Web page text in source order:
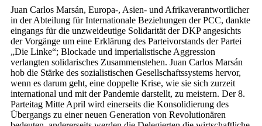
Juan Carlos Marsán, Europa-, Asien- und Afrikaverantwortlicher
in der Abteilung für Internationale Beziehungen der PCC, dankte
eingangs für die unzweideutige Solidarität der DKP angesichts
der Vorgänge um eine Erklärung des Parteivorstands der Partei
„Die Linke“; Blockade und imperialistische Aggression
verlangten solidarisches Zusammenstehen. Juan Carlos Marsán
hob die Stärke des sozialistischen Gesellschaftssystems hervor,
wenn es darum geht, eine doppelte Krise, wie sie sich zurzeit
international und mit der Pandemie darstellt, zu meistern. Der 8.
Parteitag Mitte April wird einerseits die Konsolidierung des
Übergangs zu einer neuen Generation von Revolutionären